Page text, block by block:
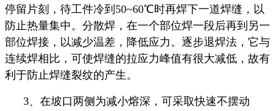
停留片刻，待工件冷到50~60℃时再焊下一道焊缝，以
防止热量集中。分散焊，在一个部位焊一段后再到另一
部位焊接，以减少温差，降低应力。逐步退焊法，它与
连续焊相比，可使焊缝的拉应力峰值有很大减低，故有
利于防止焊缝裂纹的产生。
3、在坡口两侧为减小熔深，可采取快速不摆动